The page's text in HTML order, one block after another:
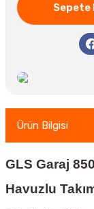
Sepete
Ürün Bilgisi
GLS Garaj
Havuzlu